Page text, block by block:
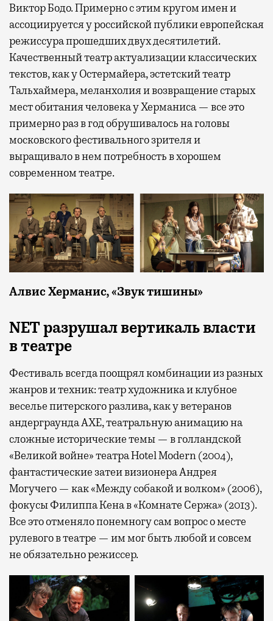
Виктор Бодо. Примерно с этим кругом имен и
ассоциируется у российской публики европейская
режиссура прошедших двух десятилетий.
Качественный театр актуализации классических
текстов, как у Остермайера, эстетский театр
Тальхаймера, меланхолия и возвращение старых
мест обитания человека у Херманиса — все это
примерно раз в год обрушивалось на головы
московского фестивального зрителя и
выращивало в нем потребность в хорошем
современном театре.
Алвис Херманис, «Звук тишины»
NET разрушал вертикаль власти
в театре
Фестиваль всегда поощрял комбинации из разных
жанров и техник: театр художника и клубное
веселье питерского разлива, как у ветеранов
андерграунда АХЕ, театральную анимацию на
сложные исторические темы — в голландской
«Великой войне» театра Hotel Modern (2004),
фантастические затеи визионера Андрея
Могучего — как «Между собакой и волком» (2006),
фокусы Филиппа Кена в «Комнате Сержа» (2013).
Все это отменяло понемногу сам вопрос о месте
рулевого в театре — им мог быть любой и совсем
не обязательно режиссер.